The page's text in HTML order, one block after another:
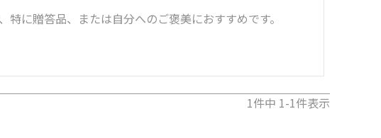
に贈答品、または自分へのご褒美におすすめです。
1件中 1-1件表示